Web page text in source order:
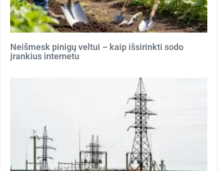
Neišmesk pinigų veltui – kaip išsirinkti sodo
įrankius internetu